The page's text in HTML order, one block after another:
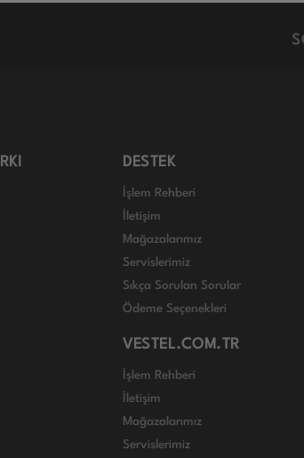
DESTEK
İşlem Rehberi
İletişim
Mağazalarımız
Servislerimiz
Sıkça Sorulan Sorular
Ödeme Seçenekleri
VESTEL.COM.TR
İşlem Rehberi
İletişim
Mağazalarımız
Servislerimiz